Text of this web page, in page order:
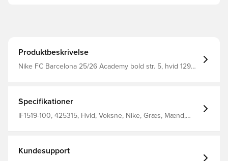
Produktbeskrivelse
Nike FC Barcelona 25/26 Academy bold str. 5, hvid 12990
Specifikationer
IF1519-100, 425315, Hvid, Voksne, Nike, Græs, Mænd,
Kundesupport